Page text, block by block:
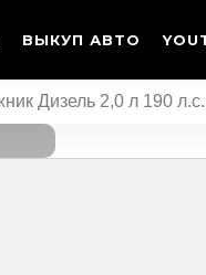
ВЫКУП АВТО
Дизель 2,0 л 190